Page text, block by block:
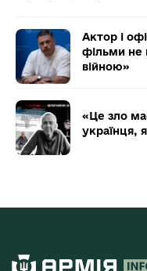
Актор і
фільми не
війною»
«Це зло
українця,